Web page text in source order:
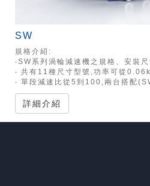
SW
規格介紹:
‧SW系列渦輪減速機之規格、安裝尺寸均與
‧ 共有11種尺寸型號,功率可從
‧ 單段減速比從5到100,兩台搭配
詳細介紹